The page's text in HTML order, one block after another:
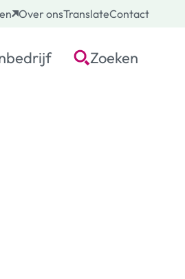
Over onsTranslateContact
Zoeken